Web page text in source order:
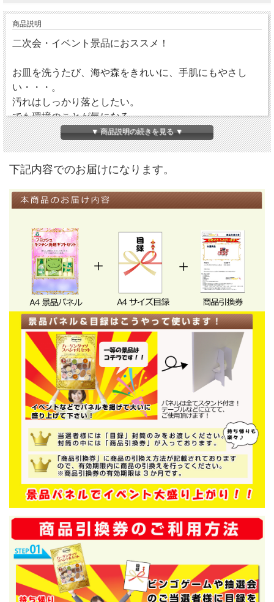
商品説明
二次会・イベント景品におススメ！
お皿を洗うたび、海や森をきれいに、手肌にもやさし
い・・・。
汚れはしっかり落としたい。
でも環境のことが気になる。
手肌には低刺激性のやさしいものを。
「フロッシュ」は、その大切なことのバランスが取れた
環境にやさしく作られ、使う人にも気持ちいい、洗剤、
スポンジ、クリオのギフトセットです。
フロッシュミニ（アロエヴェラ120ml）×1、
スポンジ×1、
マイクロファイバークロス（ポリエステル80％・ナイロ
ン20％、25×25cm）×3
★★★A4景品パネル&目録でお届けします★★★
▼ 商品説明の続きを見る ▼
下記内容でのお届けになります。